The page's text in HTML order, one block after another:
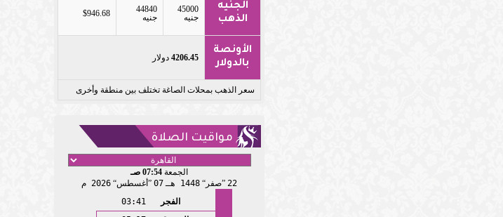
الجنيه
الذهب
45000
جنيه
44840
جنيه
$946.68
الأونصة
بالدولار
4206.45 دولار
سعر الذهب بمحلات الصاغة تختلف بين منطقة وأخرى
مواقيت الصلاة
الجمعة 07:54 صـ
22 صفر 1448 هـ 07 أغسطس 2026 م
الفجر
03:41